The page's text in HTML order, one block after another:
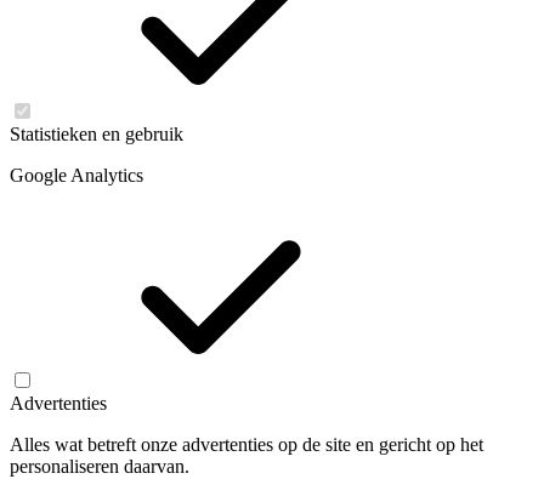
Statistieken en gebruik
Google Analytics
Advertenties
Alles wat betreft onze advertenties op de site en gericht op het
personaliseren daarvan.